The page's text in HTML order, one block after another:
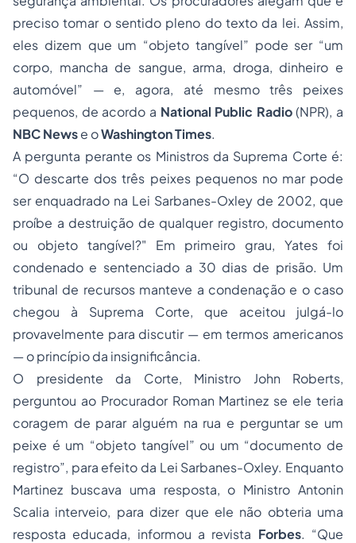
preciso tomar o sentido pleno do texto da lei. Assim,
eles dizem que um “objeto tangível” pode ser “um
corpo, mancha de sangue, arma, droga, dinheiro e
automóvel” — e, agora, até mesmo três peixes
pequenos, de acordo a National Public Radio(NPR), a
NBC Newse oWashington Times.
A pergunta perante os Ministros da Suprema Corte é:
“O descarte dos três peixes pequenos no mar pode
ser enquadrado na Lei Sarbanes-Oxley de 2002, que
proíbe a destruição de qualquer registro, documento
ou objeto tangível?" Em primeiro grau, Yates foi
condenado e sentenciado a 30 dias de prisão. Um
tribunal de recursos manteve a condenação e o caso
chegou à Suprema Corte, que aceitou julgá-lo
provavelmente para discutir — em termos americanos
— o princípio da insignificância.
O presidente da Corte, Ministro John Roberts,
perguntou ao Procurador Roman Martinez se ele teria
coragem de parar alguém na rua e perguntar se um
peixe é um “objeto tangível” ou um “documento de
registro”, para efeito da Lei Sarbanes-Oxley. Enquanto
Martinez buscava uma resposta, o Ministro Antonin
Scalia interveio, para dizer que ele não obteria uma
resposta educada, informou a revista Forbes. “Que